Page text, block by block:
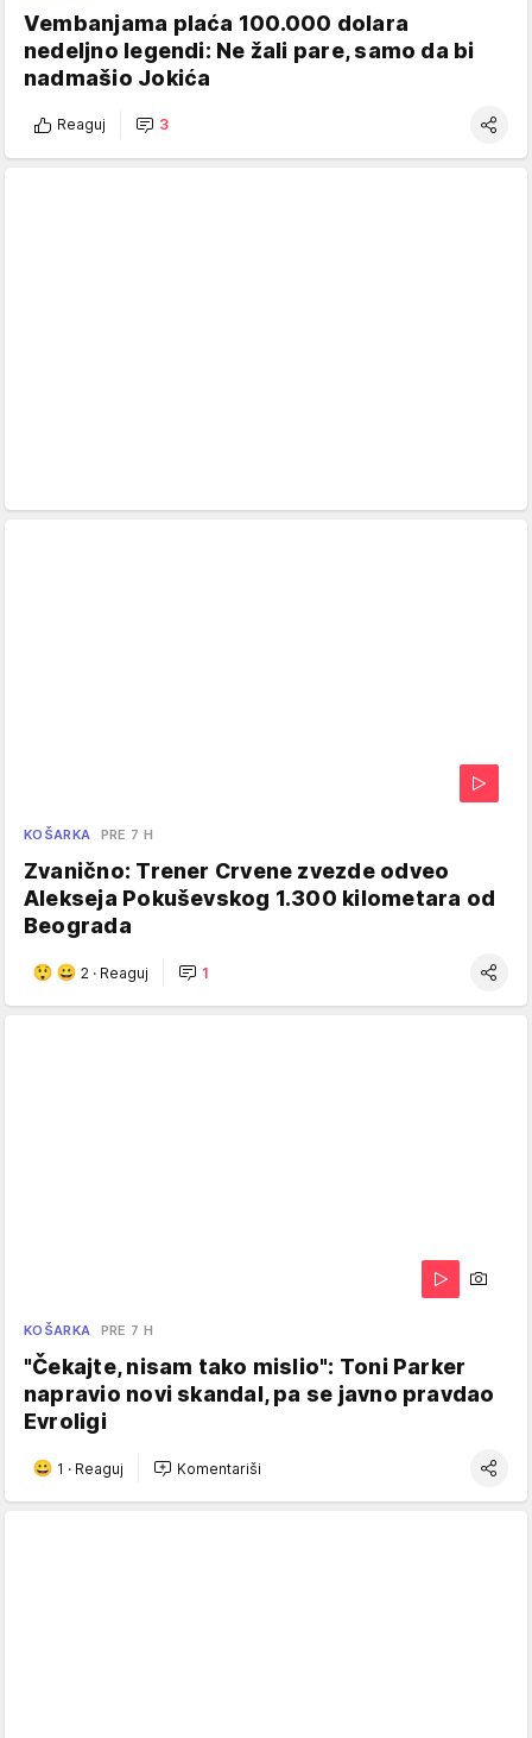
Vembanjama plaća 100.000 dolara
nedeljno legendi: Ne žali pare, samo da bi
nadmašio Jokića
Reaguj 3
KOŠARKA PRE 7 H
Zvanično: Trener Crvene zvezde odveo
Alekseja Pokuševskog 1.300 kilometara od
Beograda
2 · Reaguj 1
KOŠARKA PRE 7 H
"Čekajte, nisam tako mislio": Toni Parker
napravio novi skandal, pa se javno pravdao
Evroligi
1 · Reaguj Komentariši